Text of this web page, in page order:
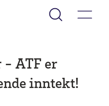
- ATF er
inntekt!